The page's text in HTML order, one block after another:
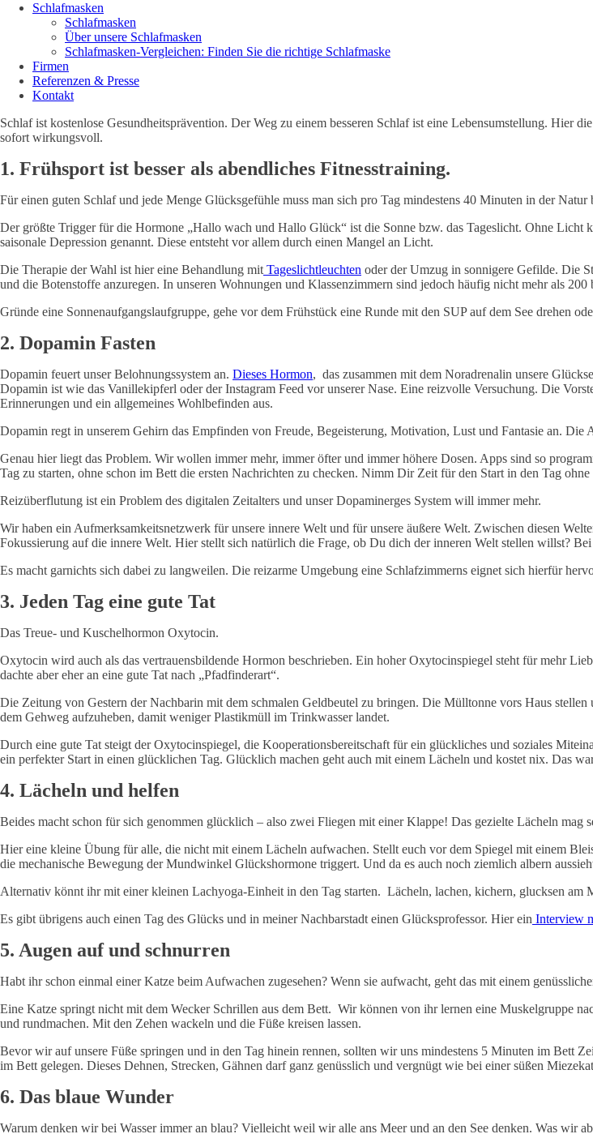
Schlafmasken
Schlafmasken
Über unsere Schlafmasken
Schlafmasken-Vergleichen: Finden Sie die richtige Schlafmaske
Firmen
Referenzen & Presse
Kontakt
Schlaf ist kostenlose Gesundheitsprävention. Der Weg zu einem besseren Schlaf ist eine Lebensumstellung. Hier
sofort wirkungsvoll.
1. Frühsport ist besser als abendliches Fitnesstraining.
Für einen guten Schlaf und jede Menge Glücksgefühle muss man sich pro Tag mindestens 40 Minuten in der Natur
Der größte Trigger für die Hormone „Hallo wach und Hallo Glück“ ist die Sonne bzw. das Tageslicht. Ohne Licht
saisonale Depression genannt. Diese entsteht vor allem durch einen Mangel an Licht.
Die Therapie der Wahl ist hier eine Behandlung mit Tageslichtleuchten oder der Umzug in sonnigere Gefilde. Die
und die Botenstoffe anzuregen. In unseren Wohnungen und Klassenzimmern sind jedoch häufig nicht mehr als
Gründe eine Sonnenaufgangslaufgruppe, gehe vor dem Frühstück eine Runde mit den SUP auf dem See drehen
2. Dopamin Fasten
Dopamin feuert unser Belohnungssystem an. Dieses Hormon, das zusammen mit dem Noradrenalin unsere
Dopamin ist wie das Vanillekipferl oder der Instagram Feed vor unserer Nase. Eine reizvolle Versuchung. Die
Erinnerungen und ein allgemeines Wohlbefinden aus.
Dopamin regt in unserem Gehirn das Empfinden von Freude, Begeisterung, Motivation, Lust und Fantasie an.
Genau hier liegt das Problem. Wir wollen immer mehr, immer öfter und immer höhere Dosen. Apps sind so
Tag zu starten, ohne schon im Bett die ersten Nachrichten zu checken. Nimm Dir Zeit für den Start in den Tag ohne
Reizüberflutung ist ein Problem des digitalen Zeitalters und unser Dopaminerges System will immer mehr.
Wir haben ein Aufmerksamkeitsnetzwerk für unsere innere Welt und für unsere äußere Welt. Zwischen diesen
Fokussierung auf die innere Welt. Hier stellt sich natürlich die Frage, ob Du dich der inneren Welt stellen willst?
Es macht garnichts sich dabei zu langweilen. Die reizarme Umgebung eine Schlafzimmerns eignet sich hierfür
3. Jeden Tag eine gute Tat
Das Treue- und Kuschelhormon Oxytocin.
Oxytocin wird auch als das vertrauensbildende Hormon beschrieben. Ein hoher Oxytocinspiegel steht für mehr
dachte aber eher an eine gute Tat nach „Pfadfinderart“.
Die Zeitung von Gestern der Nachbarin mit dem schmalen Geldbeutel zu bringen. Die Mülltonne vors Haus
dem Gehweg aufzuheben, damit weniger Plastikmüll im Trinkwasser landet.
Durch eine gute Tat steigt der Oxytocinspiegel, die Kooperationsbereitschaft für ein glückliches und soziales
ein perfekter Start in einen glücklichen Tag. Glücklich machen geht auch mit einem Lächeln und kostet nix. Das
4. Lächeln und helfen
Beides macht schon für sich genommen glücklich – also zwei Fliegen mit einer Klappe! Das gezielte Lächeln mag
Hier eine kleine Übung für alle, die nicht mit einem Lächeln aufwachen. Stellt euch vor dem Spiegel mit einem
die mechanische Bewegung der Mundwinkel Glückshormone triggert. Und da es auch noch ziemlich albern
Alternativ könnt ihr mit einer kleinen Lachyoga-Einheit in den Tag starten. Lächeln, lachen, kichern, glucksen am
Es gibt übrigens auch einen Tag des Glücks und in meiner Nachbarstadt einen Glücksprofessor. Hier ein Interview
5. Augen auf und schnurren
Habt ihr schon einmal einer Katze beim Aufwachen zugesehen? Wenn sie aufwacht, geht das mit einem
Eine Katze springt nicht mit dem Wecker Schrillen aus dem Bett. Wir können von ihr lernen eine Muskelgruppe
und rundmachen. Mit den Zehen wackeln und die Füße kreisen lassen.
Bevor wir auf unsere Füße springen und in den Tag hinein rennen, sollten wir uns mindestens 5 Minuten im Bett
im Bett gelegen. Dieses Dehnen, Strecken, Gähnen darf ganz genüsslich und vergnügt wie bei einer süßen
6. Das blaue Wunder
Warum denken wir bei Wasser immer an blau? Vielleicht weil wir alle ans Meer und an den See denken. Was wir